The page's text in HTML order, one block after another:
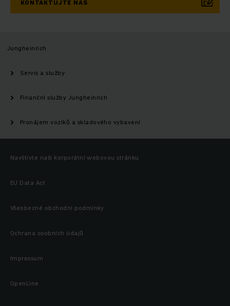
KONTAKTUJTE NÁS
Jungheinrich
Servis a služby
Finanční služby Jungheinrich
Pronájem vozíků a skladového vybavení
Navštivte naši korporátní webovou stránku
EU Data Act
Všeobecné obchodní podmínky
Ochrana osobních údajů
Impressum
OpenLine